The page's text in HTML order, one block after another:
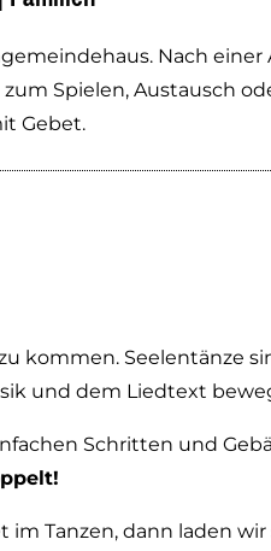
Nach
Spielen, Austausch
Gebet.
kommen. Seelentänze
und dem Liedtext
Schritten und
Tanzen, dann laden wir